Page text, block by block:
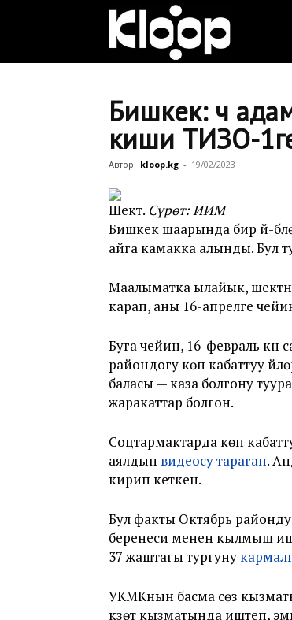
Кыргызстан
Бишкек: Үч
киши ТИЗО-
Автор: kloop.kg - 19/02/2023
Шектүү. Сүрөт: ИИМ
Бишкек шаарында бир үй-
айга камакка алынды. Бул
Маалыматка ылайык,
карап, аны 16-апрелге
Буга чейин, 16-февраль
райондогу көп кабаттуу
баласы — каза болгону
жаракаттар болгон.
Соцтармактарда көп
аялдын видеосу тараган.
кирип кеткен.
Бул факты Октябрь
беренеси менен кылмыш
37 жаштагы тургуну
УКМКнын басма сөз
күзөт кызматында иштеп,